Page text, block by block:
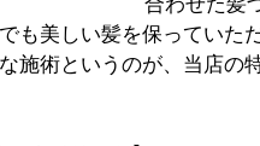
が生まれて、その子がまた来て、とい
ゃいます。これまでがそうだったよう
と一生を通してのお付き合いが出来れ
し、その信頼に値するお店でありたい